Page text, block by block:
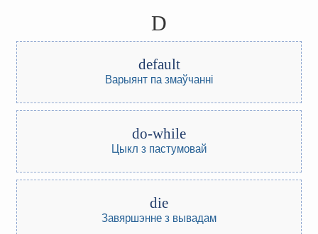
D
default
Варыянт па змаўчанні
do-while
Цыкл з пастумовай
die
Завяршэнне з вывадам